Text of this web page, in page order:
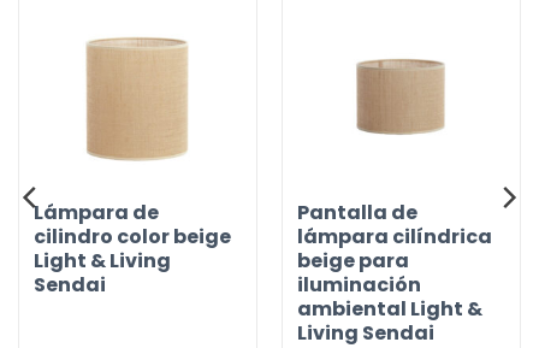
Lámpara de
cilindro color beige
Light & Living
Sendai
Pantalla de
lámpara cilíndrica
beige para
iluminación
ambiental Light &
Living Sendai